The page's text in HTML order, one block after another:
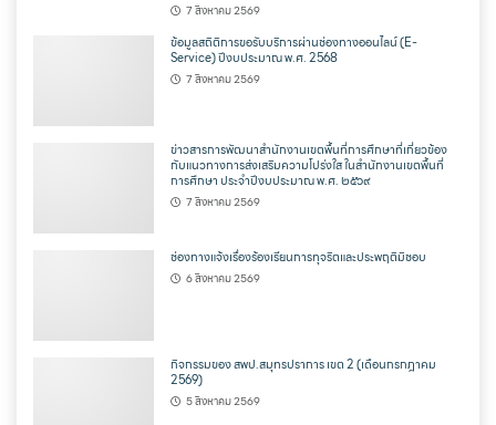
7 สิงหาคม 2569
ข้อมูลสถิติการขอรับบริการผ่านช่องทางออนไลน์ (E-
Service) ปีงบประมาณ พ.ศ. 2568
7 สิงหาคม 2569
ข่าวสารการพัฒนาสำนักงานเขตพื้นที่การศึกษาที่เกี่ยวข้อง
กับแนวทางการส่งเสริมความโปร่งใส ในสำนักงานเขตพื้นที่
การศึกษา ประจำปีงบประมาณ พ.ศ. ๒๕๖๙
7 สิงหาคม 2569
ช่องทางแจ้งเรื่องร้องเรียนการทุจริตและประพฤติมิชอบ
6 สิงหาคม 2569
กิจกรรมของ สพป.สมุทรปราการ เขต 2 (เดือนกรกฎาคม
2569)
5 สิงหาคม 2569